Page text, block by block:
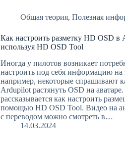
Общая теория,Полезная
Как настроить разметку HD OSD в
используя HD OSD Tool
Иногда у пилотов возникает
настроить под себя информацию на
например, некоторые спрашивают
Ardupilot растянуть OSD на
рассказывается как настроить
помощью HD OSD Tool. Видео на
с переводом можно смотреть в…
14.03.2024